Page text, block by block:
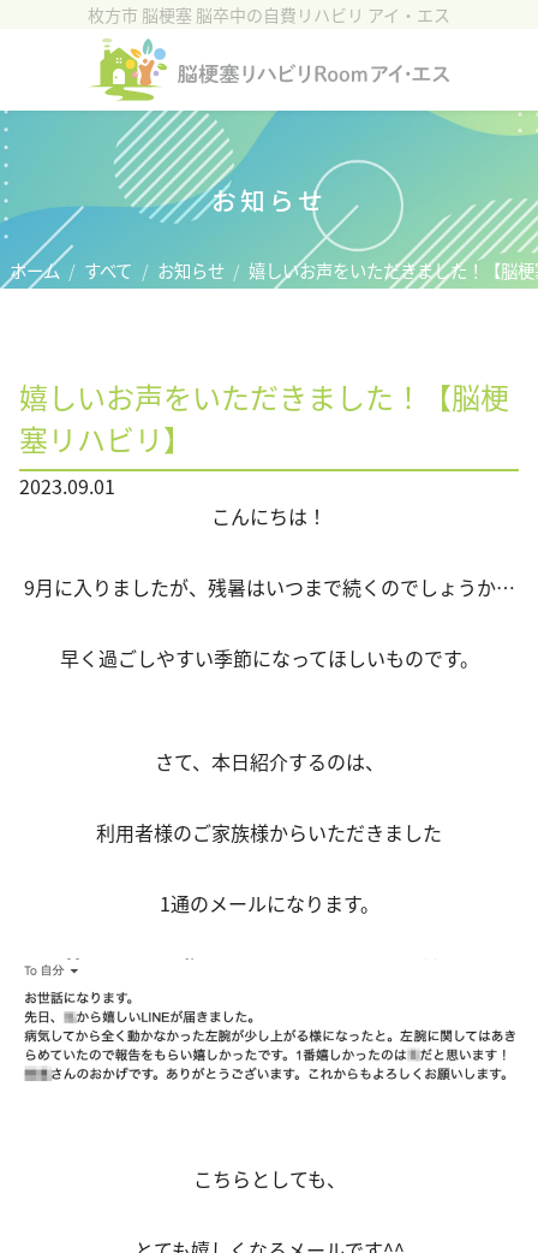
ホーム
施設紹介
リハビリについて
脳血管疾患(脳卒中)
ご利用者様の声
アクセス
お問い合わせ
枚方市 脳梗塞 脳卒中の自費リハビリ アイ・エス
お知らせ
ホーム すべて お知らせ 嬉しいお声をいただきました！【脳
嬉しいお声をいただきました！【脳梗
塞リハビリ】
2023.09.01
こんにちは！
9月に入りましたが、残暑はいつまで続くのでしょうか…
早く過ごしやすい季節になってほしいものです。
さて、本日紹介するのは、
利用者様のご家族様からいただきました
1通のメールになります。
こちらとしても、